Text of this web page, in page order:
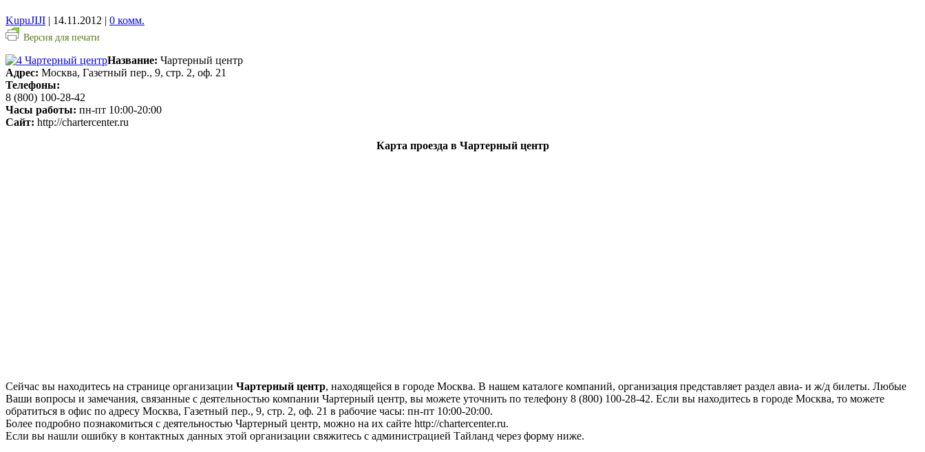
KupuJIJI | 14.11.2012 | 0 комм.
Версия для печати
Название: Чартерный центр
Адрес: Москва, Газетный пер., 9, стр. 2, оф. 21
Телефоны:
8 (800) 100-28-42
Часы работы: пн-пт 10:00-20:00
Сайт: http://chartercenter.ru
Карта проезда в Чартерный центр
Сейчас вы находитесь на странице организации Чартерный центр, находящейся в городе Москва. В нашем каталоге компаний, организация представляет раздел авиа- и ж/д билеты. Любые
Ваши вопросы и замечания, связанные с деятельностью компании Чартерный центр, вы можете уточнить по телефону 8 (800) 100-28-42. Если вы находитесь в городе Москва, то можете
обратиться в офис по адресу Москва, Газетный пер., 9, стр. 2, оф. 21 в рабочие часы: пн-пт 10:00-20:00.
Более подробно познакомиться с деятельностью Чартерный центр, можно на их сайте http://chartercenter.ru.
Если вы нашли ошибку в контактных данных этой организации свяжитесь с администрацией Тайланд через форму ниже.